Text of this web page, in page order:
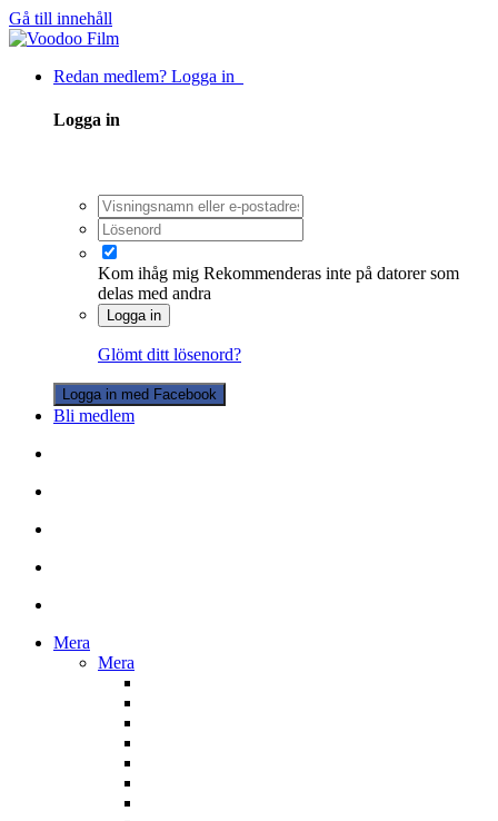
Gå till innehåll
Redan medlem? Logga in
Logga in
Kom ihåg mig Rekommenderas inte på datorer som
delas med andra
Logga in
Glömt ditt lösenord?
Logga in med Facebook
Bli medlem
Mera
Mera